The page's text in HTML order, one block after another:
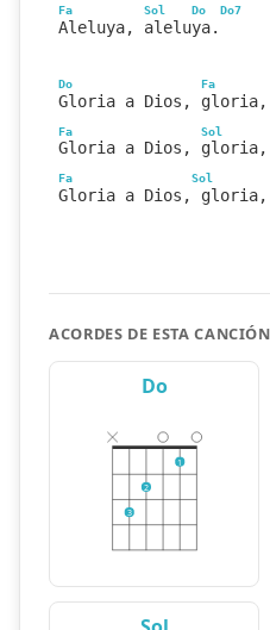
Fa Sol Do Do7
Aleluya, aleluya.
Do Fa
Gloria a Dios, gloria,
Fa Sol
Gloria a Dios, gloria,
Fa Sol
Gloria a Dios,
ACORDES DE ESTA CANCIÓN
Do
3
2
1